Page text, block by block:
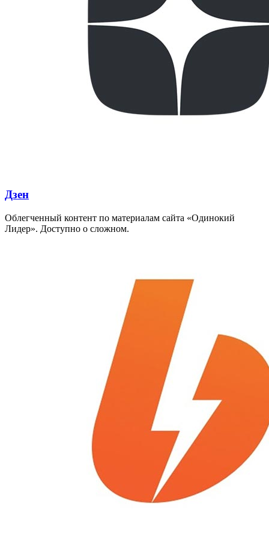
Дзен
Облегченный контент по материалам сайта «Одинокий
Лидер». Доступно о сложном.